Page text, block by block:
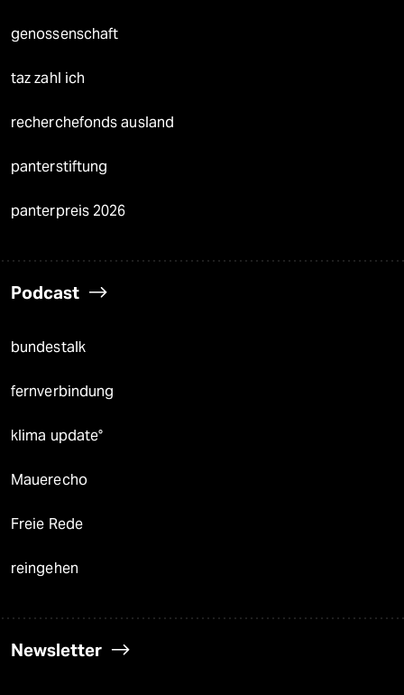
genossenschaft
taz zahl ich
recherchefonds ausland
panterstiftung
panterpreis 2026
Podcast
bundestalk
fernverbindung
klima update°
Mauerecho
Freie Rede
reingehen
Newsletter